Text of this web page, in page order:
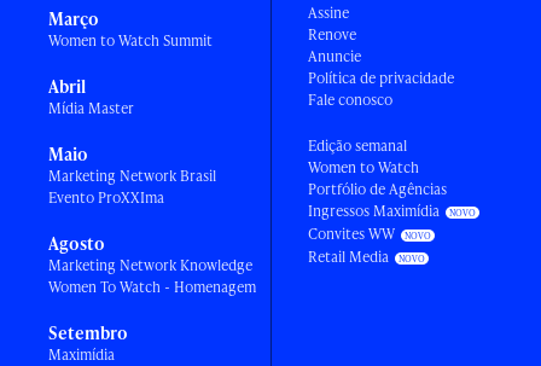
Março
Women to Watch Summit
Abril
Mídia Master
Maio
Marketing Network Brasil
Evento ProXXIma
Agosto
Marketing Network Knowledge
Women To Watch - Homenagem
Setembro
Maximídia
Assine
Renove
Anuncie
Política de privacidade
Fale conosco
Edição semanal
Women to Watch
Portfólio de Agências
Ingressos Maximídia
Convites WW
Retail Media